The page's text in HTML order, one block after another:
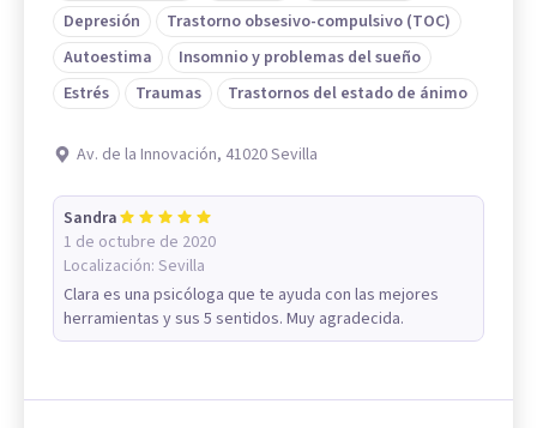
Depresión
Trastorno obsesivo-compulsivo (TOC)
Autoestima
Insomnio y problemas del sueño
Estrés
Traumas Trastornos del estado de ánimo
Av. de la Innovación, 41020 Sevilla
Sandra
1 de octubre de 2020
Localización: Sevilla
Clara es una psicóloga que te ayuda con las mejores
herramientas y sus 5 sentidos. Muy agradecida.